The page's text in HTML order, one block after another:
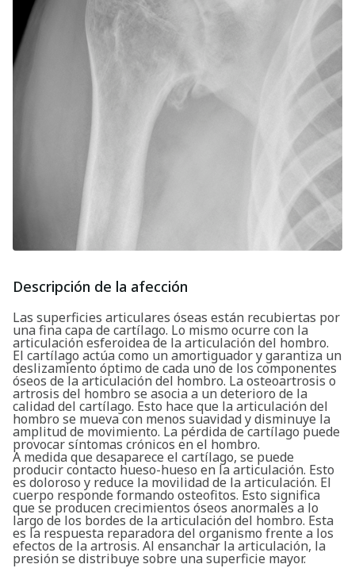
Descripción de la afección
Las superficies articulares óseas están recubiertas por
una fina capa de cartílago. Lo mismo ocurre con la
articulación esferoidea de la articulación del hombro.
El cartílago actúa como un amortiguador y garantiza un
deslizamiento óptimo de cada uno de los componentes
óseos de la articulación del hombro. La osteoartrosis o
artrosis del hombro se asocia a un deterioro de la
calidad del cartílago. Esto hace que la articulación del
hombro se mueva con menos suavidad y disminuye la
amplitud de movimiento. La pérdida de cartílago puede
provocar síntomas crónicos en el hombro.
A medida que desaparece el cartílago, se puede
producir contacto hueso-hueso en la articulación. Esto
es doloroso y reduce la movilidad de la articulación. El
cuerpo responde formando osteofitos. Esto significa
que se producen crecimientos óseos anormales a lo
largo de los bordes de la articulación del hombro. Esta
es la respuesta reparadora del organismo frente a los
efectos de la artrosis. Al ensanchar la articulación, la
presión se distribuye sobre una superficie mayor.